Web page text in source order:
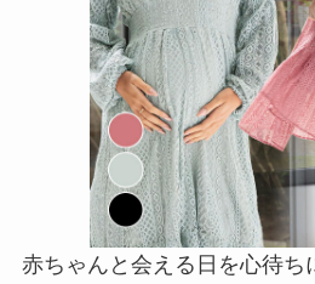
赤ちゃんと会える日を心待ち